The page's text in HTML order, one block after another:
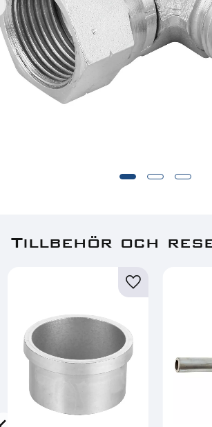
Arbetshandskar 9 Hi-Vis Läder
Tillbehör och
Lägg till i